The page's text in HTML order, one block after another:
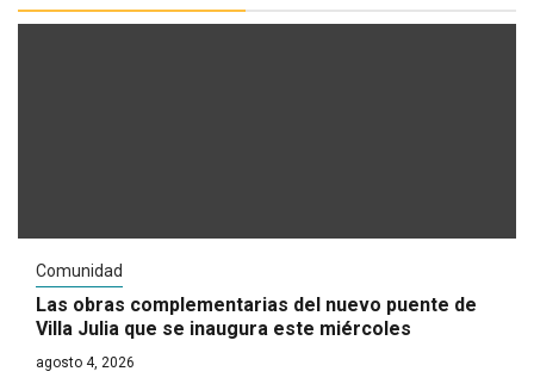
Comunidad
Las obras complementarias del nuevo puente de
Villa Julia que se inaugura este miércoles
agosto 4, 2026